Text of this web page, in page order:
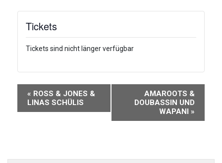
Tickets
Tickets sind nicht länger verfügbar
Veranstaltung-
Navigation
« ROSS & JONES &
LINAS SCHÜLIS
AMAROOTS &
DOUBASSIN UND
WAPANI »